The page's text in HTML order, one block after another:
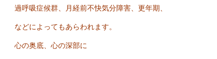
過呼吸症候群、月経前不快気分障害、更年期、
などによってもあらわれます。
心の奥底、心の深部に